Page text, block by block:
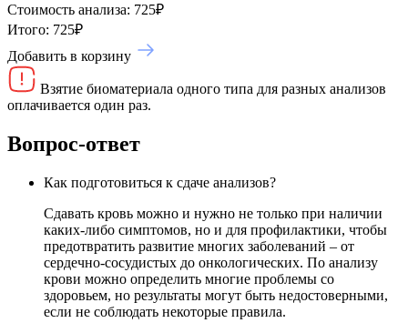
Стоимость анализа: 725₽
Итого: 725₽
Добавить в корзину
Взятие биоматериала одного типа для разных анализов
оплачивается один раз.
Вопрос-ответ
Как подготовиться к сдаче анализов?
Сдавать кровь можно и нужно не только при наличии
каких-либо симптомов, но и для профилактики, чтобы
предотвратить развитие многих заболеваний – от
сердечно-сосудистых до онкологических. По анализу
крови можно определить многие проблемы со
здоровьем, но результаты могут быть недостоверными,
если не соблюдать некоторые правила.